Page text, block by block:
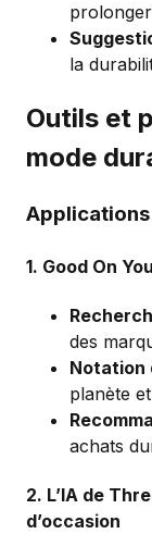
la
Outils et
mode
1. Good On You
des
Notation
planète
achats
2. L’IA de
d’occasion